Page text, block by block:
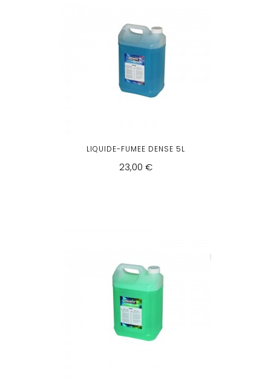
LIQUIDE-FUMEE DENSE 5L
23,00 €